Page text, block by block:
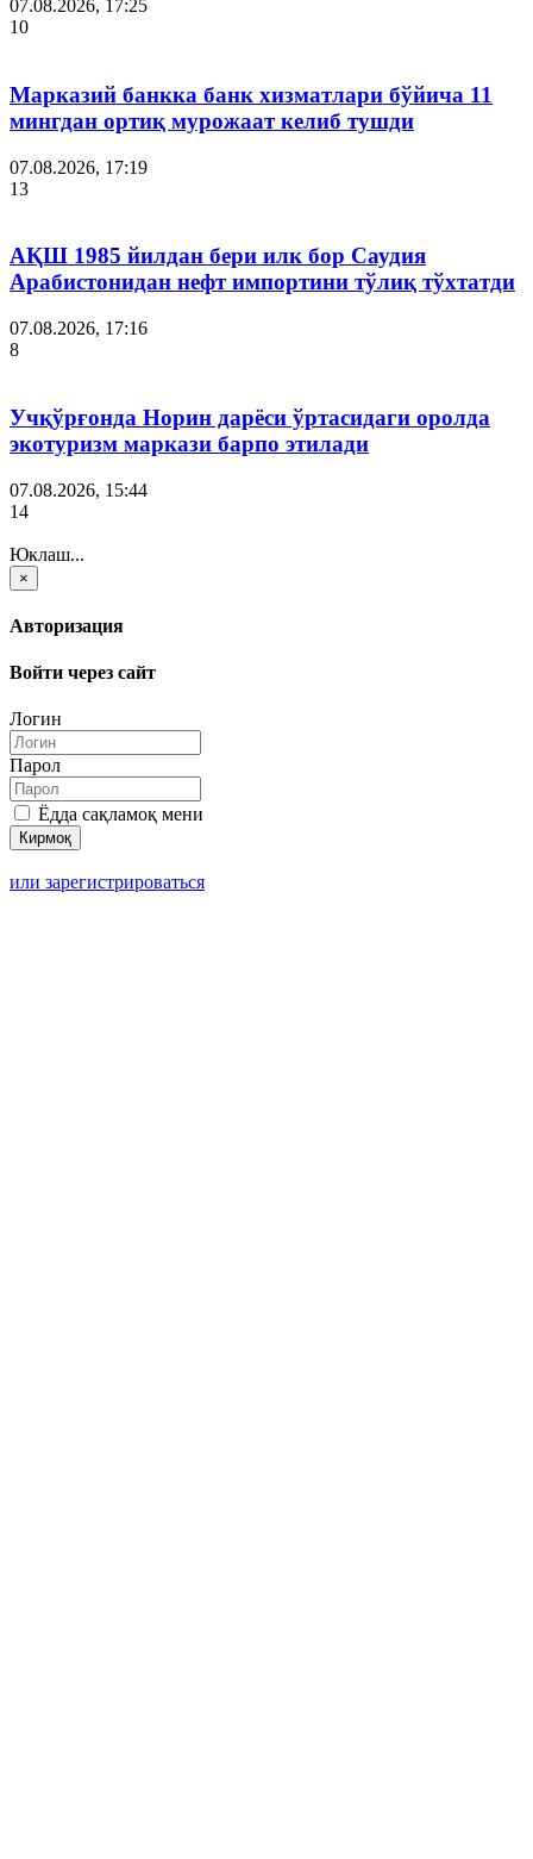
07.08.2026, 17:25
10
Марказий банкка банк хизматлари бўйича 11
мингдан ортиқ мурожаат келиб тушди
07.08.2026, 17:19
13
АҚШ 1985 йилдан бери илк бор Саудия
Арабистонидан нефт импортини тўлиқ тўхтатди
07.08.2026, 17:16
8
Учқўрғонда Норин дарёси ўртасидаги оролда
экотуризм маркази барпо этилади
07.08.2026, 15:44
14
Юклаш...
×
Авторизация
Войти через сайт
Логин
Парол
Ёдда сақламоқ мени
или зарегистрироваться